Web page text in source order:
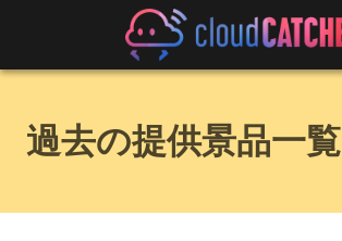
過去の提供景品一覧